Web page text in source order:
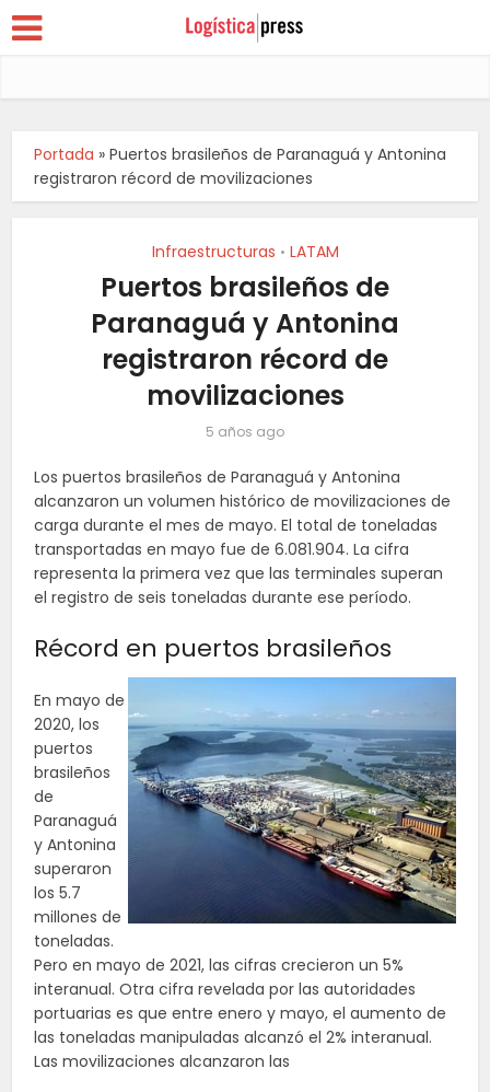
Portada »Puertos brasileños de Paranaguá y Antonina
registraron récord de movilizaciones
Infraestructuras • LATAM
Puertos brasileños de
Paranaguá y Antonina
registraron récord de
movilizaciones
5 años ago
Los puertos brasileños de Paranaguá y Antonina
alcanzaron un volumen histórico de movilizaciones de
carga durante el mes de mayo. El total de toneladas
transportadas en mayo fue de 6.081.904. La cifra
representa la primera vez que las terminales superan
el registro de seis toneladas durante ese período.
Récord en puertos brasileños
En mayo de
2020, los
puertos
brasileños
de
Paranaguá
y Antonina
superaron
los 5.7
millones de
toneladas.
Pero en mayo de 2021, las cifras crecieron un 5%
interanual. Otra cifra revelada por las autoridades
portuarias es que entre enero y mayo, el aumento de
las toneladas manipuladas alcanzó el 2% interanual.
Las movilizaciones alcanzaron las